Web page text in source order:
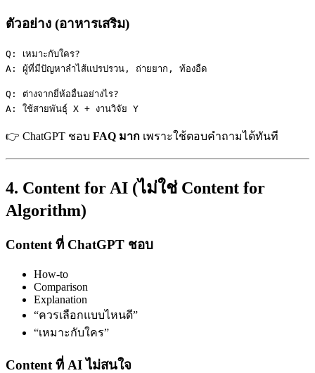
ตัวอย่าง (อาหารเสริม)
Q: เหมาะกับใคร?
A: ผู้ที่มีปัญหาลำไส้แปรปรวน, ถ่ายยาก, ท้องอืด
Q: ต่างจากยี่ห้ออื่นอย่างไร?
👉 ChatGPT ชอบ FAQ มาก เพราะใช้ตอบคำถามได้ทันที
4. Content for AI (ไม่ใช่ Content for
Algorithm)
Content ที่ ChatGPT ชอบ
How-to
Comparison
Explanation
“ควรเลือกแบบไหนดี”
“เหมาะกับใคร”
Content ที่ AI ไม่สนใจ